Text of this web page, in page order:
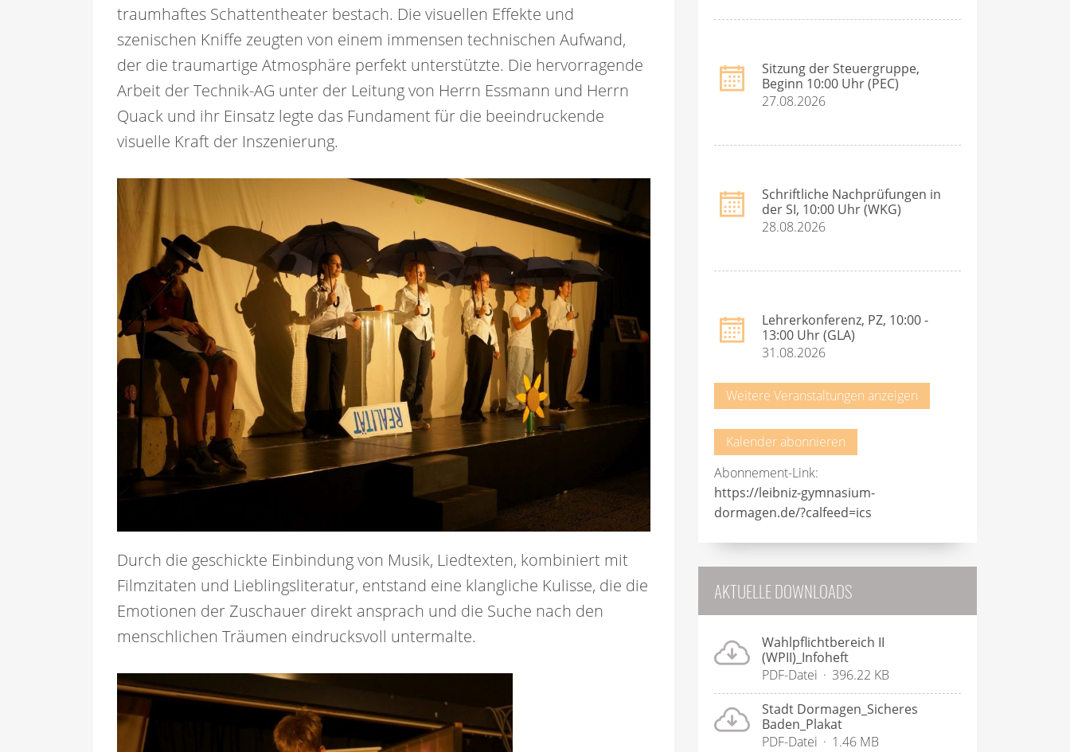
traumhaftes Schattentheater bestach. Die visuellen Effekte und
szenischen Kniffe zeugten von einem immensen technischen Aufwand,
der die traumartige Atmosphäre perfekt unterstützte. Die hervorragende
Arbeit der Technik-AG unter der Leitung von Herrn Essmann und Herrn
Quack und ihr Einsatz legte das Fundament für die beeindruckende
visuelle Kraft der Inszenierung.
Durch die geschickte Einbindung von Musik, Liedtexten, kombiniert mit
Filmzitaten und Lieblingsliteratur, entstand eine klangliche Kulisse, die die
Emotionen der Zuschauer direkt ansprach und die Suche nach den
menschlichen Träumen eindrucksvoll untermalte.
Sitzung der Steuergruppe,
Beginn 10:00 Uhr (PEC)
27.08.2026
Schriftliche Nachprüfungen in
der SI, 10:00 Uhr (WKG)
28.08.2026
Lehrerkonferenz, PZ, 10:00 -
13:00 Uhr (GLA)
31.08.2026
Weitere Veranstaltungen anzeigen
Kalender abonnieren
Abonnement-Link:
https://leibniz-gymnasium-
dormagen.de/?calfeed=ics
AKTUELLE DOWNLOADS
Wahlpflichtbereich II
(WPII)_Infoheft
PDF-Datei
396.22 KB
Stadt Dormagen_Sicheres
Baden_Plakat
PDF-Datei
1.46 MB